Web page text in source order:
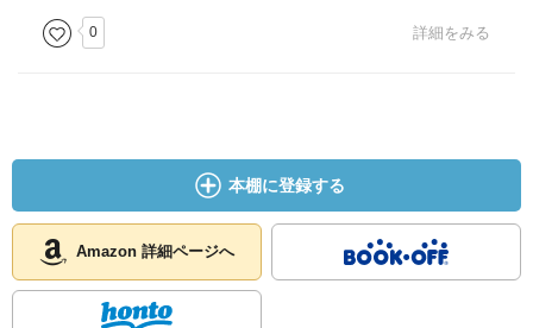
0 詳細をみる
本棚に登録する
Amazon 詳細ページへ